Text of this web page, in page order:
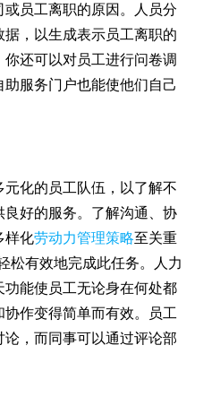
员工离职的原因。人员分
，以生成表示员工离职的
还可以对员工进行问卷调
服务门户也能使他们自己
化的员工队伍，以了解不
好的服务。了解沟通、协
样化劳动力管理策略至关重
松有效地完成此任务。人力
能使员工无论身在何处都
作变得简单而有效。员工
，而同事可以通过评论部